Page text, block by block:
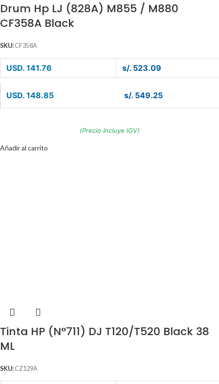
Drum Hp LJ (828A) M855 / M880
CF358A Black
SKU: CF358A
USD. 141.76 s/. 523.09
USD. 148.85 s/. 549.25
(Precio Incluye IGV)
Añadir al carrito
Tinta HP (N°711) DJ T120/T520 Black 38
ML
SKU: CZ129A